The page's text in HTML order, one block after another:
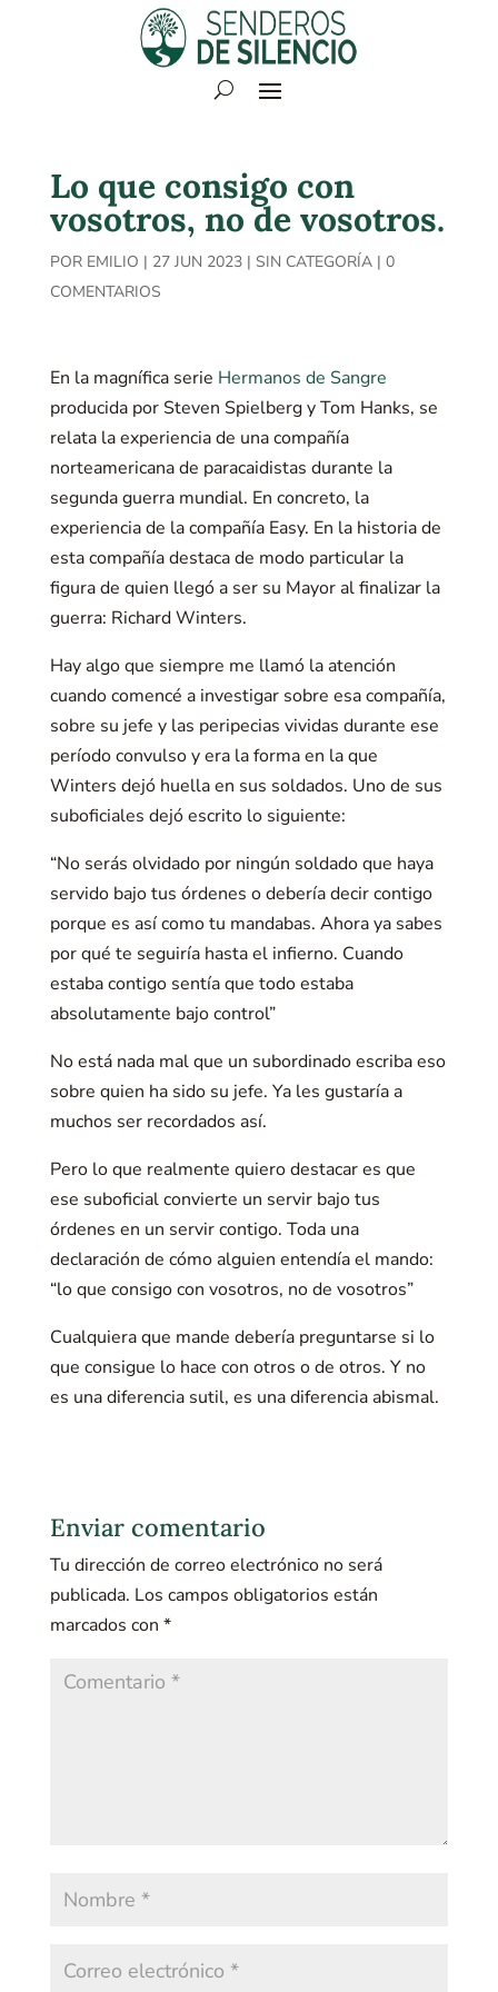
Lo que consigo con
vosotros, no de vosotros.
POR EMILIO | 27 JUN 2023| SIN CATEGORÍA| 0
COMENTARIOS
En la magnífica serie Hermanos de Sangre
producida por Steven Spielberg y Tom Hanks, se
relata la experiencia de una compañía
norteamericana de paracaidistas durante la
segunda guerra mundial. En concreto, la
experiencia de la compañía Easy. En la historia de
esta compañía destaca de modo particular la
figura de quien llegó a ser su Mayor al finalizar la
guerra: Richard Winters.
Hay algo que siempre me llamó la atención
cuando comencé a investigar sobre esa compañía,
sobre su jefe y las peripecias vividas durante ese
período convulso y era la forma en la que
Winters dejó huella en sus soldados. Uno de sus
suboficiales dejó escrito lo siguiente:
“No serás olvidado por ningún soldado que haya
servido bajo tus órdenes o debería decir contigo
porque es así como tu mandabas. Ahora ya sabes
por qué te seguiría hasta el infierno. Cuando
estaba contigo sentía que todo estaba
absolutamente bajo control”
No está nada mal que un subordinado escriba eso
sobre quien ha sido su jefe. Ya les gustaría a
muchos ser recordados así.
Pero lo que realmente quiero destacar es que
ese suboficial convierte un servir bajo tus
órdenes en un servir contigo. Toda una
declaración de cómo alguien entendía el mando:
“lo que consigo con vosotros, no de vosotros”
Cualquiera que mande debería preguntarse si lo
que consigue lo hace con otros o de otros. Y no
es una diferencia sutil, es una diferencia abismal.
Enviar comentario
Tu dirección de correo electrónico no será
publicada. Los campos obligatorios están
marcados con *